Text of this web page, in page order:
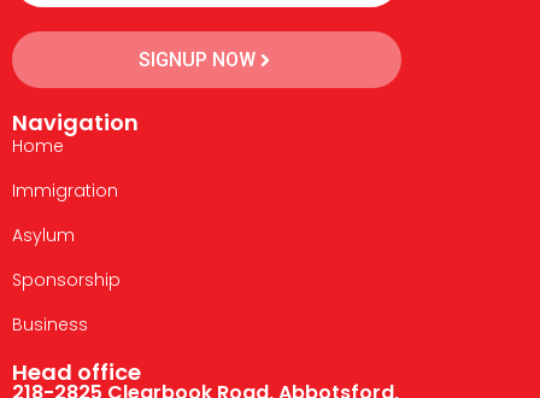
SIGNUP NOW
Navigation
Home
Immigration
Asylum
Sponsorship
Business
Head office